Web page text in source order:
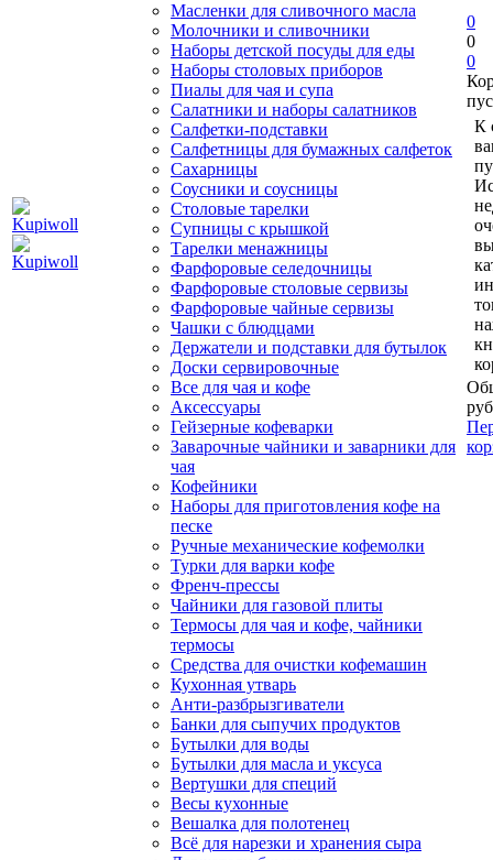
Масленки для сливочного масла
Молочники и сливочники
Наборы детской посуды для еды
Наборы столовых приборов
Пиалы для чая и супа
Салатники и наборы салатников
Салфетки-подставки
Салфетницы для бумажных салфеток
Сахарницы
Соусники и соусницы
Столовые тарелки
Супницы с крышкой
Тарелки менажницы
Фарфоровые селедочницы
Фарфоровые столовые сервизы
Фарфоровые чайные сервизы
Чашки с блюдцами
Держатели и подставки для бутылок
Доски сервировочные
Все для чая и кофе
Аксессуары
Гейзерные кофеварки
Заварочные чайники и заварники для
чая
Кофейники
Наборы для приготовления кофе на
песке
Ручные механические кофемолки
Турки для варки кофе
Френч-прессы
Чайники для газовой плиты
Термосы для чая и кофе, чайники
термосы
Средства для очистки кофемашин
Кухонная утварь
Анти-разбрызгиватели
Банки для сыпучих продуктов
Бутылки для воды
Бутылки для масла и уксуса
Вертушки для специй
Весы кухонные
Вешалка для полотенец
Всё для нарезки и хранения сыра
0
0
0
К